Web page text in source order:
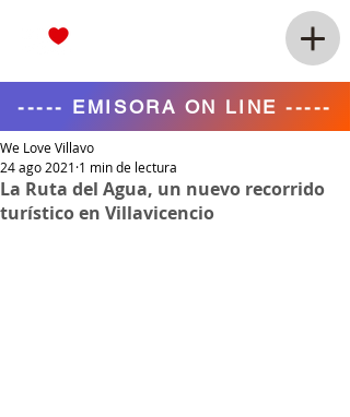
----- EMISORA ON LINE -----
La Ruta del Agua, un nuevo recorrido
turístico en Villavicencio
We Love Villavo
24 ago 2021 1 min de lectura